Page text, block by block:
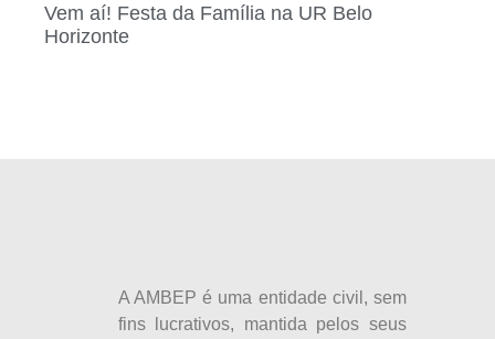
Vem aí! Festa da Família na UR Belo
Horizonte
A AMBEP é uma entidade civil, sem
fins lucrativos, mantida pelos seus